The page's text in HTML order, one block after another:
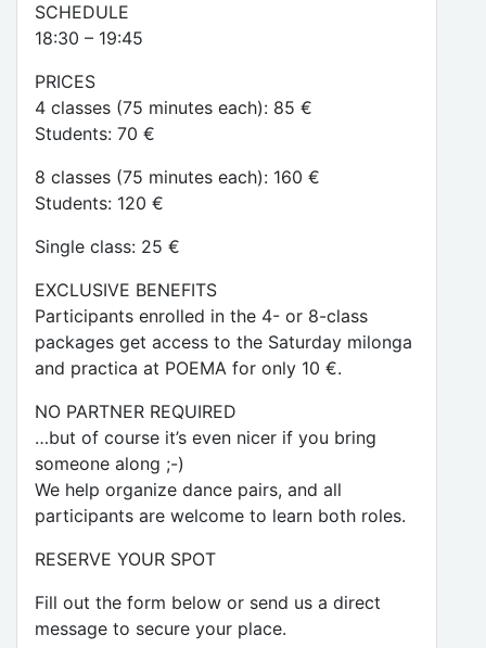
SCHEDULE
18:30 – 19:45
PRICES
4 classes (75 minutes each): 85 €
Students: 70 €
8 classes (75 minutes each): 160 €
Students: 120 €
Single class: 25 €
EXCLUSIVE BENEFITS
Participants enrolled in the 4- or 8-class
packages get access to the Saturday milonga
and practica at POEMA for only 10 €.
NO PARTNER REQUIRED
…but of course it’s even nicer if you bring
someone along ;-)
We help organize dance pairs, and all
participants are welcome to learn both roles.
RESERVE YOUR SPOT
Fill out the form below or send us a direct
message to secure your place.